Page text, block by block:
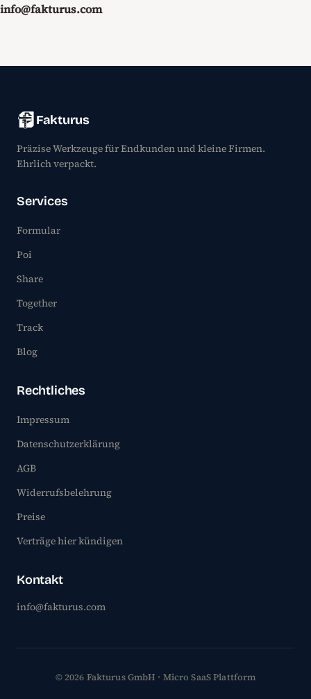
info@fakturus.com
Fakturus
Präzise Werkzeuge für Endkunden und kleine Firmen.
Ehrlich verpackt.
Services
Formular
Poi
Share
Together
Track
Blog
Rechtliches
Impressum
Datenschutzerklärung
AGB
Widerrufsbelehrung
Preise
Verträge hier kündigen
Kontakt
info@fakturus.com
© 2026 Fakturus GmbH · Micro SaaS Plattform